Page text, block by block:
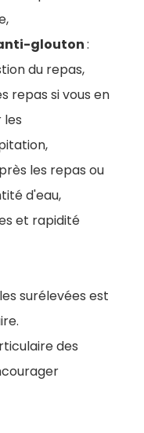
glouton:
du repas,
repas si vous en
les
les repas ou
d'eau,
et rapidité
surélevées est
des